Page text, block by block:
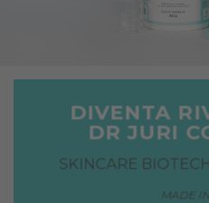
DIVENTA
DR JURI
SKINCARE
MADE